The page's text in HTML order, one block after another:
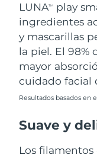
LUNATM
play
ingredientes
y mascarillas
la piel. El 98%
mayor
cuidado facial
Resultados basados en
Suave y
Los
Emiratos
Unidos
Reino Unido
Estados